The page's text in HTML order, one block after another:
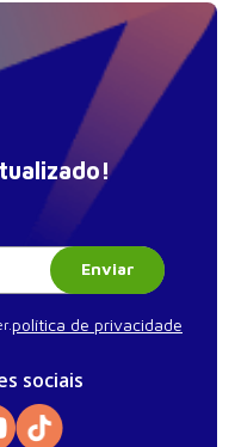
Enviar
política de privacidade
sociais